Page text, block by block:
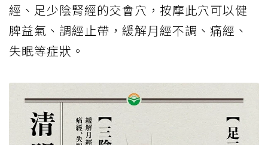
經、足少陰腎經的交會穴，按摩此穴可以健
脾益氣、調經止帶，緩解月經不調、痛經、
失眠等症狀。